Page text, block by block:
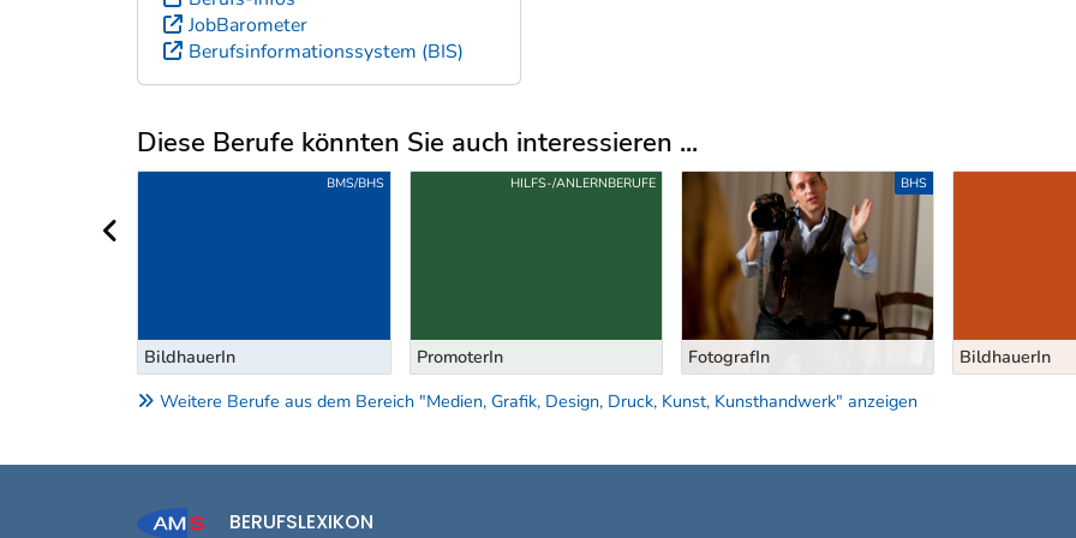
JobBarometer
Berufsinformationssystem (BIS)
Diese Berufe könnten Sie auch interessieren ...
Uber weitere Berufsvorschläge
BildhauerIn
BMS/BHS
PromoterIn
HILFS-/ANLERNBERUFE
FotografIn
BHS
BildhauerIn
Weitere Berufe aus dem Bereich "Medien, Grafik, Design, Druck, Kunst, Kunsthandwerk" anzeigen
BERUFSLEXIKON